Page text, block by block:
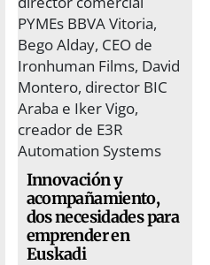
Innovación y
acompañamiento,
dos necesidades para
emprender en
Euskadi